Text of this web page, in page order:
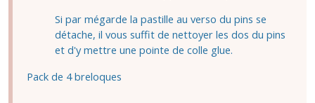
Si par mégarde la pastille au verso du pins se
détache, il vous suffit de nettoyer les dos du pins
et d'y mettre une pointe de colle glue.
Pack de 4 breloques